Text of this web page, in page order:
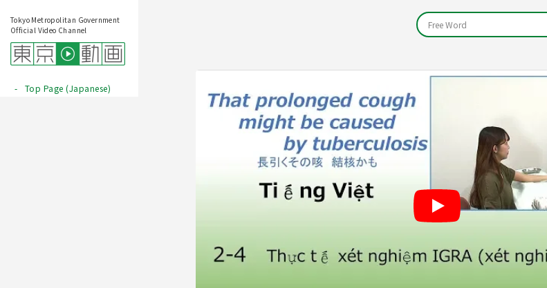
Tokyo Metropolitan Government
Official Video Channel
Top Page (Japanese)